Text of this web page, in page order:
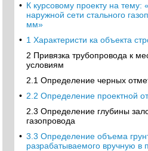
• К курсовому проекту на тему:
наружной сети стального
мм»
• 1 Характеристи ка объекта
2 Привязка трубопровода к
условиям
2.1 Определение черных
• 2.2 Определение проектной
2.3 Определение глубины
газопровода
• 3.3 Определение объема
разрабатываемого вручную в